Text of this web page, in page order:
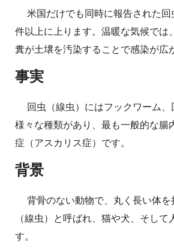
米国だけでも同時に報告された
件以上に上ります。温暖な気候では
糞が土壌を汚染することで感染が広
事実
回虫（線虫）にはフックワーム
様々な種類があり、最も一般的な腸
症（アスカリス症）です。
背景
背骨のない動物で、丸く長い体を
（線虫）と呼ばれ、猫や犬、そして
す。